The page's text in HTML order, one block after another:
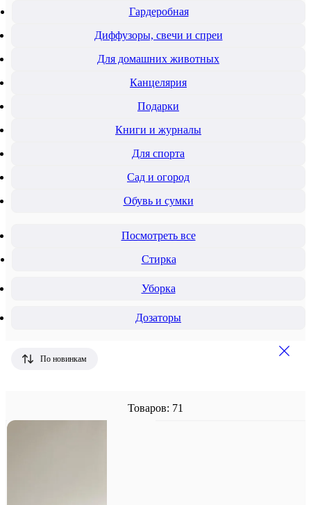
Гардеробная
Диффузоры, свечи и спреи
Для домашних животных
Канцелярия
Подарки
Книги и журналы
Для спорта
Сад и огород
Обувь и сумки
Посмотреть все
Стирка
Уборка
Дозаторы
По новинкам
Товаров: 71